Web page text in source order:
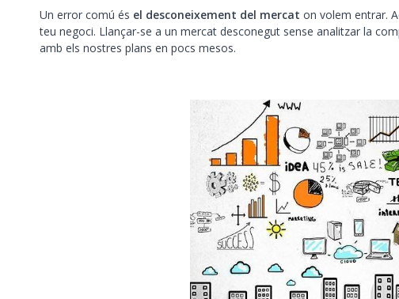
Un error comú és el desconeixement del mercat on volem entrar.
teu negoci. Llançar-se a un mercat desconegut sense analitzar la
amb els nostres plans en pocs mesos.